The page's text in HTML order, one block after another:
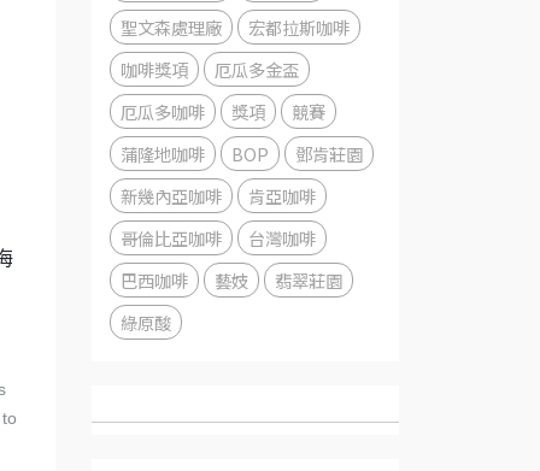
聖文森處理廠
宏都拉斯咖啡
咖啡獎項
厄瓜多金盃
厄瓜多咖啡
獎項
競賽
蒲隆地咖啡
BOP
鄧肯莊園
新幾內亞咖啡
肯亞咖啡
哥倫比亞咖啡
台灣咖啡
巴西咖啡
藝妓
翡翠莊園
綠原酸